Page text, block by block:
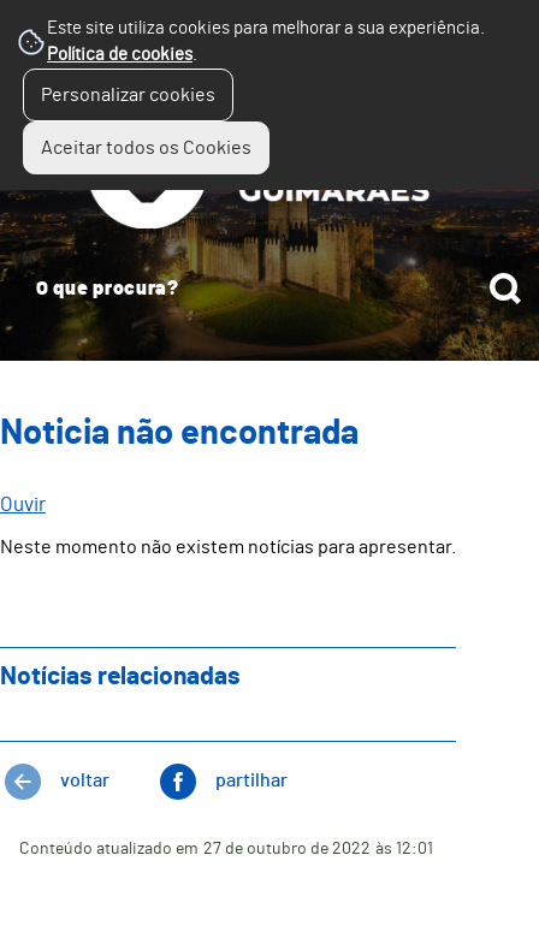
Este site utiliza cookies para melhorar a sua experiência.
Política de cookies.
Personalizar cookies
Aceitar todos os Cookies
Noticia não encontrada
Ouvir
Neste momento não existem notícias para apresentar.
Notícias relacionadas
voltar partilhar
Conteúdo atualizado em 27 de outubro de 2022 às 12:01